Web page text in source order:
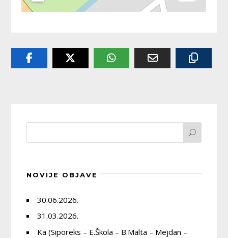
NOVIJE OBJAVE
30.06.2026.
31.03.2026.
Ka (Siporeks – E.Škola – B.Malta – Mejdan –